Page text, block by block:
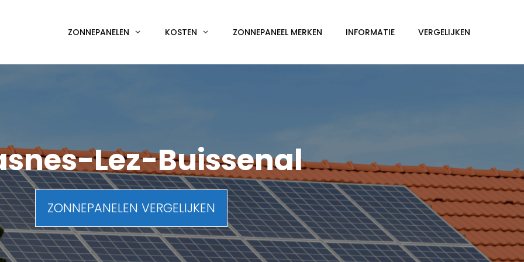
ZONNEPANELEN KOSTEN ZONNEPANEEL MERKEN INFORMATIE VERGELIJKEN
Lez-Buissenal
ZONNEPANELEN VERGELIJKEN